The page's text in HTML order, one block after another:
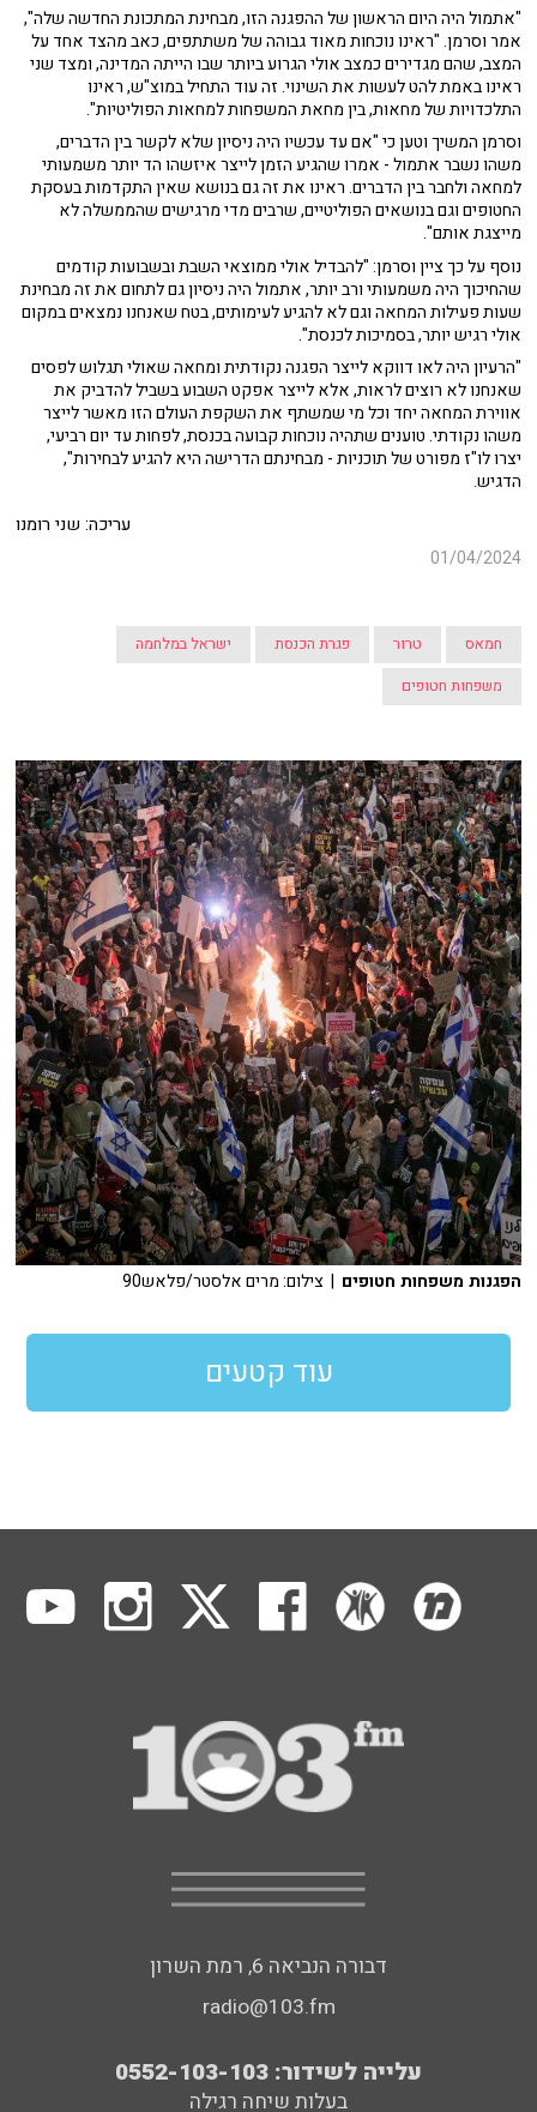
"אתמול היה היום הראשון של ההפגנה הזו, מבחינת המתכונת החדשה שלה",
אמר וסרמן. "ראינו נוכחות מאוד גבוהה של משתתפים, כאב מהצד אחד על
המצב, שהם מגדירים כמצב אולי הגרוע ביותר שבו הייתה המדינה, ומצד שני
ראינו באמת להט לעשות את השינוי. זה עוד התחיל במוצ"ש, ראינו
התלכדויות של מחאות, בין מחאת המשפחות למחאות הפוליטיות".
וסרמן המשיך וטען כי "אם עד עכשיו היה ניסיון שלא לקשר בין הדברים,
משהו נשבר אתמול - אמרו שהגיע הזמן לייצר איזשהו הד יותר משמעותי
למחאה ולחבר בין הדברים. ראינו את זה גם בנושא שאין התקדמות בעסקת
החטופים וגם בנושאים הפוליטיים, שרבים מדי מרגישים שהממשלה לא
מייצגת אותם".
נוסף על כך ציין וסרמן: "להבדיל אולי ממוצאי השבת ובשבועות קודמים
שהחיכוך היה משמעותי ורב יותר, אתמול היה ניסיון גם לתחום את זה מבחינת
שעות פעילות המחאה וגם לא להגיע לעימותים, בטח שאנחנו נמצאים במקום
אולי רגיש יותר, בסמיכות לכנסת".
"הרעיון היה לאו דווקא לייצר הפגנה נקודתית ומחאה שאולי תגלוש לפסים
שאנחנו לא רוצים לראות, אלא לייצר אפקט השבוע בשביל להדביק את
אווירת המחאה יחד וכל מי שמשתף את השקפת העולם הזו מאשר לייצר
משהו נקודתי. טוענים שתהיה נוכחות קבועה בכנסת, לפחות עד יום רביעי,
יצרו לו"ז מפורט של תוכניות - מבחינתם הדרישה היא להגיע לבחירות",
הדגיש.
עריכה: שני רומנו
01/04/2024
חמאס טרור פגרת הכנסת
ישראל במלחמה
משפחות חטופים
הפגנות משפחות חטופים | צילום: מרים אלסטר/פלאש90
עוד קטעים
דבורה הנביאה 6, רמת השרון
radio@103.fm
עלייה לשידור: 0552-103-103
בעלות שיחה רגילה